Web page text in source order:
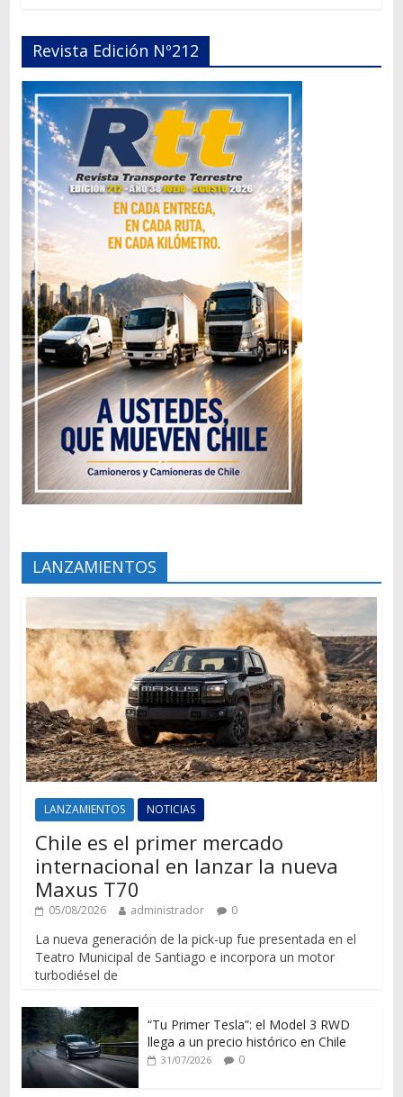
Revista Edición Nº212
LANZAMIENTOS
LANZAMIENTOS NOTICIAS
Chile es el primer mercado
internacional en lanzar la nueva
Maxus T70
05/08/2026 administrador 0
La nueva generación de la pick-up fue presentada en el
Teatro Municipal de Santiago e incorpora un motor
turbodiésel de
“Tu Primer Tesla”: el Model 3 RWD
llega a un precio histórico en Chile
31/07/2026 0